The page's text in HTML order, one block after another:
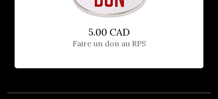
5.00 CAD
Faire un don au RPS